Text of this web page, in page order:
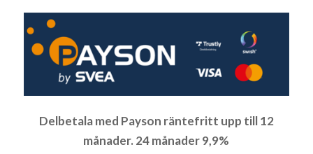
Delbetala med Payson räntefritt upp till 12
månader. 24 månader 9,9%